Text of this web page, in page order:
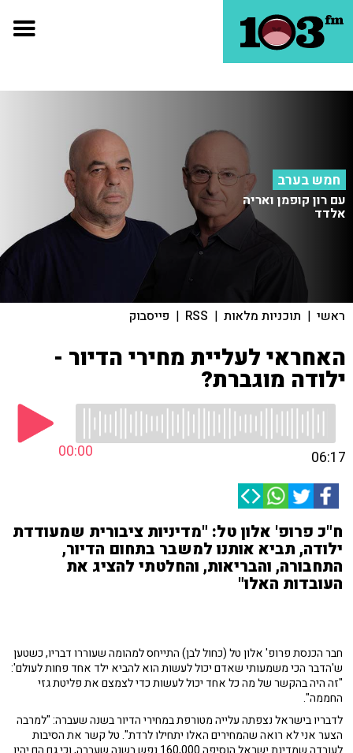
חמש בערב
עם רון קופמן ואריה
אלדד
ראשי | תוכניות מלאות |
RSS
| פייסבוק
האחראי לעליית מחירי הדיור -
ילודה מוגברת?
00:00 06:17
ח"כ פרופ' אלון טל: "מדיניות ציבורית שמעודדת
ילודה, תביא אותנו למשבר בתחום הדיור,
התחבורה, והבריאות, והחלטתי להציג את
העובדות האלו"
חבר הכנסת פרופ' אלון טל (כחול לבן) התייחס למהומה שעוררו דבריו, כשטען
ש'הדבר הכי משמעותי שאדם יכול לעשות הוא להביא ילד אחד פחות לעולם':
"זה היה בהקשר של מה כל אחד יכול לעשות כדי לצמצם את פליטת גזי
החממה".
לדבריו בישראל נצפתה עלייה מטורפת במחירי הדיור בשנה שעברה: "למרבה
הצער אני לא רואה שהמחירים האלו יתחילו לרדת". טל קשר את הסיבות